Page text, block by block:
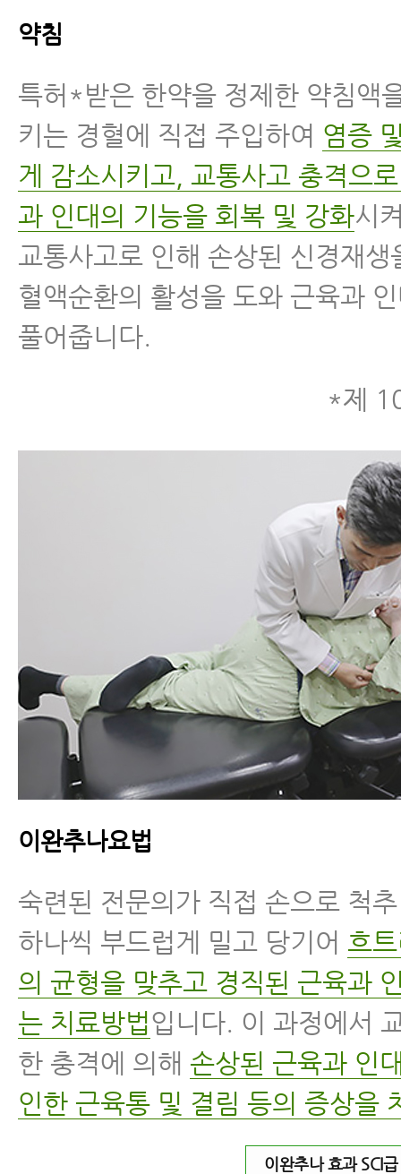
약침
특허*받은 한약을 정제한 약침액
키는 경혈에 직접 주입하여 염증
게 감소시키고, 교통사고 충격으
과 인대의 기능을 회복 및 강화시
교통사고로 인해 손상된 신경재생
혈액순환의 활성을 도와 근육과
풀어줍니다.
*제
이완추나요법
숙련된 전문의가 직접 손으로 척
하나씩 부드럽게 밀고 당기어 흐
의 균형을 맞추고 경직된 근육과
는 치료방법입니다. 이 과정에서
한 충격에 의해 손상된 근육과 인
인한 근육통 및 결림 등의 증상을
이완추나 효과 SCI